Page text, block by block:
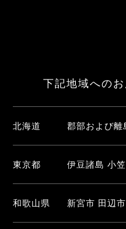
下記地域への
北海道 郡部および離
東京都 伊豆諸島 小
和歌山県 新宮市 田辺